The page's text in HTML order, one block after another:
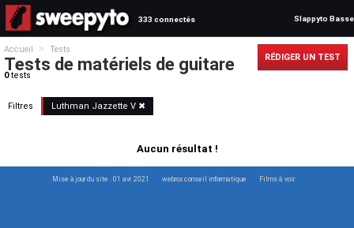
333 connectés Slappyto Basse
Accueil > Tests
Tests de matériels de guitare
0tests
RÉDIGER UN TEST
Filtres Luthman Jazzette V ✖
Aucun résultat !
Mise à jour du site : 01 avr. 2021 webrox conseil informatique Films à voir